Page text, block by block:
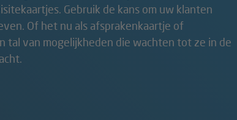
Gebruik de kans om uw klanten
Of het nu als afsprakenkaartje of
tal van mogelijkheden die wachten tot ze in de